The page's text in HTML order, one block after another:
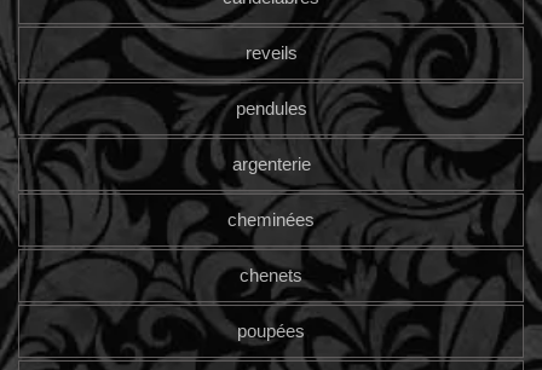
reveils
pendules
argenterie
cheminées
chenets
poupées